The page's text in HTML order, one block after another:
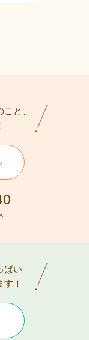
と、
ぱい
！